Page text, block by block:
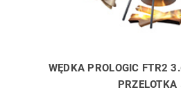
WĘDKA PROLOGIC FTR2
PRZELOTKA